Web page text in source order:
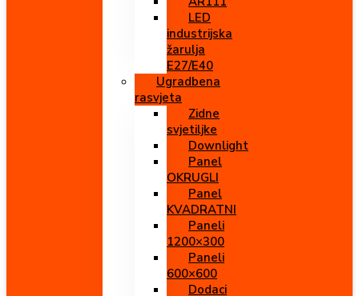
LED
industrijska
žarulja
E27/E40
Ugradbena
rasvjeta
Zidne
svjetiljke
Downlight
Panel
OKRUGLI
Panel
KVADRATNI
Paneli
1200×300
Paneli
600×600
Dodaci